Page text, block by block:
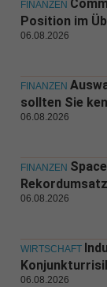
FINANZEN
Position im
06.08.2026
FINANZEN
sollten Sie
06.08.2026
FINANZEN
06.08.2026
WIRTSCHAFT
06.08.2026